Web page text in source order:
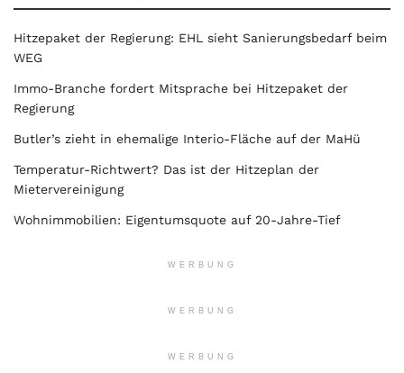
Hitzepaket der Regierung: EHL sieht Sanierungsbedarf beim
WEG
Immo-Branche fordert Mitsprache bei Hitzepaket der
Regierung
Butler’s zieht in ehemalige Interio-Fläche auf der MaHü
Temperatur-Richtwert? Das ist der Hitzeplan der
Mietervereinigung
Wohnimmobilien: Eigentumsquote auf 20-Jahre-Tief
WERBUNG
WERBUNG
WERBUNG